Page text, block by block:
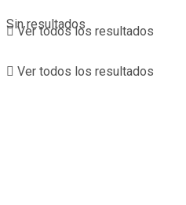
Ver todos los resultados
Sin resultados
Ver todos los resultados